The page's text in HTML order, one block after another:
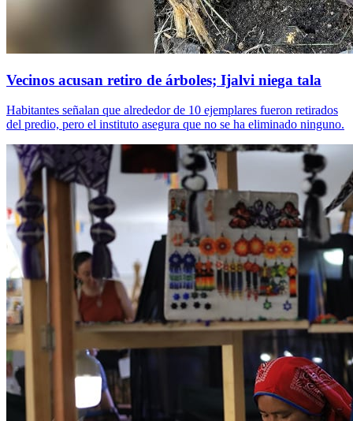
Vecinos acusan retiro de árboles; Ijalvi niega tala
Habitantes señalan que alrededor de 10 ejemplares fueron retirados
del predio, pero el instituto asegura que no se ha eliminado ninguno.